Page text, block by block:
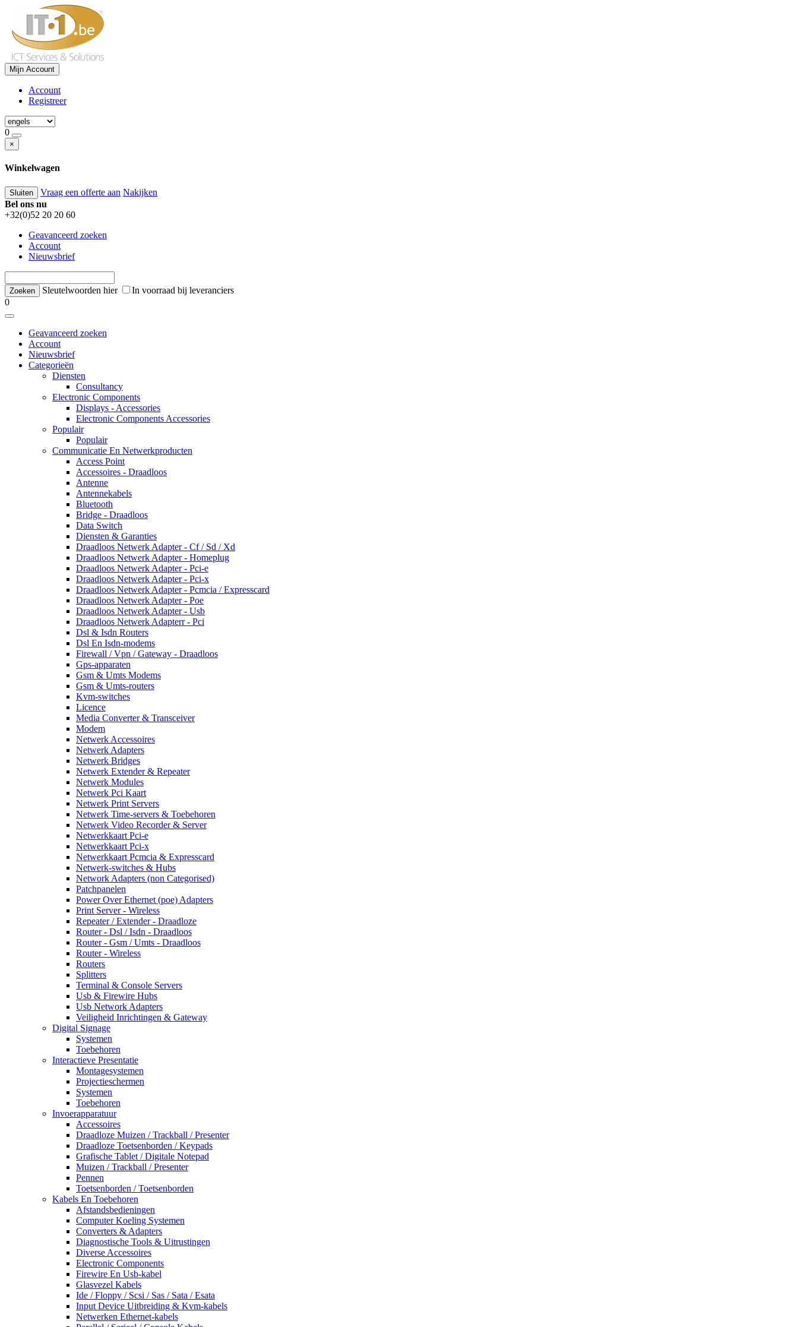
Mijn Account
Account
Registreer
0
×
Winkelwagen
Sluiten Vraag een offerte aan Nakijken
Bel ons nu
+32(0)52 20 20 60
Geavanceerd zoeken
Account
Nieuwsbrief
Sleutelwoorden hier
In voorraad bij leveranciers
0
Geavanceerd zoeken
Account
Nieuwsbrief
Categorieën
Diensten
Consultancy
Electronic Components
Displays - Accessories
Electronic Components Accessories
Populair
Populair
Communicatie En Netwerkproducten
Access Point
Accessoires - Draadloos
Antenne
Antennekabels
Bluetooth
Bridge - Draadloos
Data Switch
Diensten & Garanties
Draadloos Netwerk Adapter - Cf / Sd / Xd
Draadloos Netwerk Adapter - Homeplug
Draadloos Netwerk Adapter - Pci-e
Draadloos Netwerk Adapter - Pci-x
Draadloos Netwerk Adapter - Pcmcia / Expresscard
Draadloos Netwerk Adapter - Poe
Draadloos Netwerk Adapter - Usb
Draadloos Netwerk Adapterr - Pci
Dsl & Isdn Routers
Dsl En Isdn-modems
Firewall / Vpn / Gateway - Draadloos
Gps-apparaten
Gsm & Umts Modems
Gsm & Umts-routers
Kvm-switches
Licence
Media Converter & Transceiver
Modem
Netwerk Accessoires
Netwerk Adapters
Netwerk Bridges
Netwerk Extender & Repeater
Netwerk Modules
Netwerk Pci Kaart
Netwerk Print Servers
Netwerk Time-servers & Toebehoren
Netwerk Video Recorder & Server
Netwerkkaart Pci-e
Netwerkkaart Pci-x
Netwerkkaart Pcmcia & Expresscard
Netwerk-switches & Hubs
Network Adapters (non Categorised)
Patchpanelen
Power Over Ethernet (poe) Adapters
Print Server - Wireless
Repeater / Extender - Draadloze
Router - Dsl / Isdn - Draadloos
Router - Gsm / Umts - Draadloos
Router - Wireless
Routers
Splitters
Terminal & Console Servers
Usb & Firewire Hubs
Usb Network Adapters
Veiligheid Inrichtingen & Gateway
Digital Signage
Systemen
Toebehoren
Interactieve Presentatie
Montagesystemen
Projectieschermen
Systemen
Toebehoren
Invoerapparatuur
Accessoires
Draadloze Muizen / Trackball / Presenter
Draadloze Toetsenborden / Keypads
Grafische Tablet / Digitale Notepad
Muizen / Trackball / Presenter
Pennen
Toetsenborden / Toetsenborden
Kabels En Toebehoren
Afstandsbedieningen
Computer Koeling Systemen
Converters & Adapters
Diagnostische Tools & Uitrustingen
Diverse Accessoires
Electronic Components
Firewire En Usb-kabel
Glasvezel Kabels
Ide / Floppy / Scsi / Sas / Sata / Esata
Input Device Uitbreiding & Kvm-kabels
Netwerken Ethernet-kabels